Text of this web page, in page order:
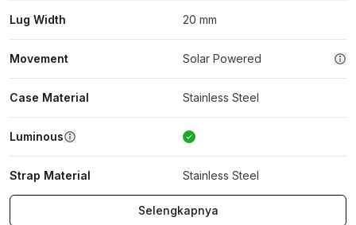
Lug Width 20 mm
Movement Solar Powered
Case Material Stainless Steel
Luminous
Strap Material Stainless Steel
Selengkapnya